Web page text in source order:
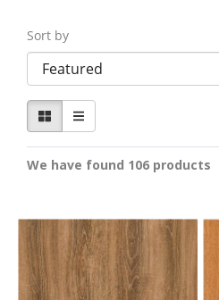
Sort by
We have found 106 products